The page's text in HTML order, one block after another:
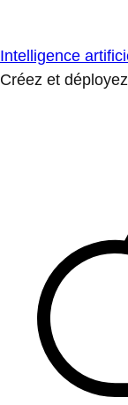
Intelligence
Créez et